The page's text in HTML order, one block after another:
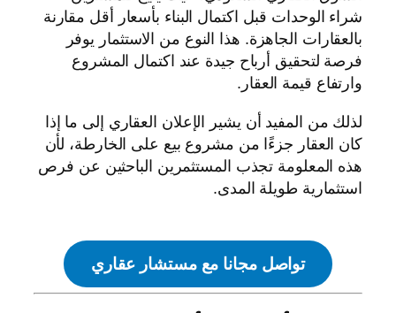
شراء الوحدات قبل اكتمال البناء بأسعار أقل مقارنة
بالعقارات الجاهزة. هذا النوع من الاستثمار يوفر
فرصة لتحقيق أرباح جيدة عند اكتمال المشروع
وارتفاع قيمة العقار.
لذلك من المفيد أن يشير الإعلان العقاري إلى ما إذا
كان العقار جزءًا من مشروع بيع على الخارطة، لأن
هذه المعلومة تجذب المستثمرين الباحثين عن فرص
استثمارية طويلة المدى.
تواصل مجانا مع مستشار عقاري